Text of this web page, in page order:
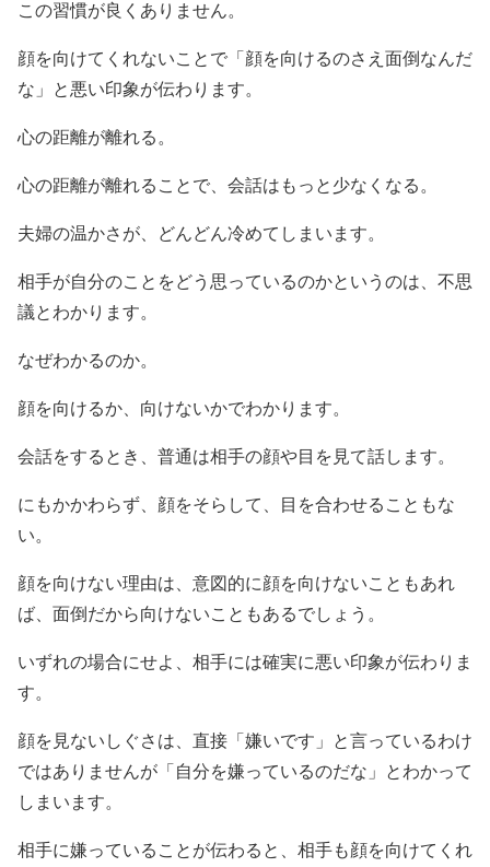
この習慣が良くありません。
顔を向けてくれないことで「顔を向けるのさえ面倒なんだ
な」と悪い印象が伝わります。
心の距離が離れる。
心の距離が離れることで、会話はもっと少なくなる。
夫婦の温かさが、どんどん冷めてしまいます。
相手が自分のことをどう思っているのかというのは、不思
議とわかります。
なぜわかるのか。
顔を向けるか、向けないかでわかります。
会話をするとき、普通は相手の顔や目を見て話します。
にもかかわらず、顔をそらして、目を合わせることもな
い。
顔を向けない理由は、意図的に顔を向けないこともあれ
ば、面倒だから向けないこともあるでしょう。
いずれの場合にせよ、相手には確実に悪い印象が伝わりま
す。
顔を見ないしぐさは、直接「嫌いです」と言っているわけ
ではありませんが「自分を嫌っているのだな」とわかって
しまいます。
相手に嫌っていることが伝わると、相手も顔を向けてくれ